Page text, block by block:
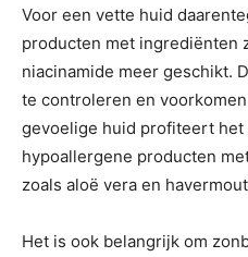
Voor een vette huid
producten met ingrediënten
niacinamide meer geschikt.
te controleren en
gevoelige huid profiteert het
hypoallergene producten
zoals aloë vera en
Het is ook belangrijk om